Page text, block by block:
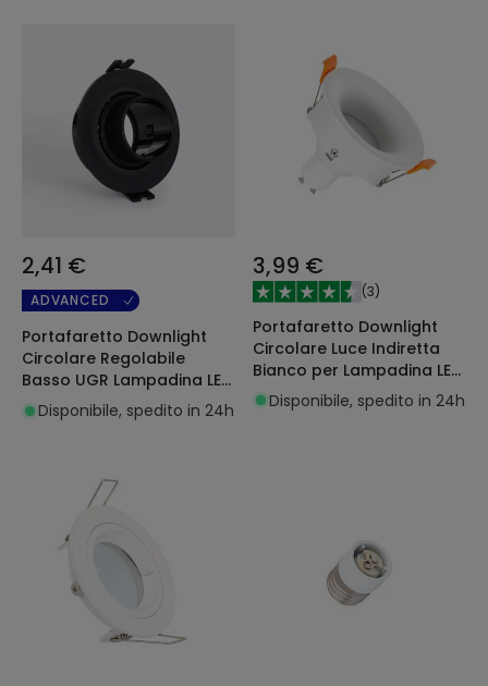
2,41 €
ADVANCED
Portafaretto Downlight
Circolare Regolabile
Basso UGR Lampadina LED
GU10 / GU5.3 Foro Ø75
mm Suefix
Disponibile, spedito in 24h
3,99 €
(3)
Portafaretto Downlight
Circolare Luce Indiretta
Bianco per Lampadina LED
GU10/GU5.3 Foro Ø 70mm
Disponibile, spedito in 24h